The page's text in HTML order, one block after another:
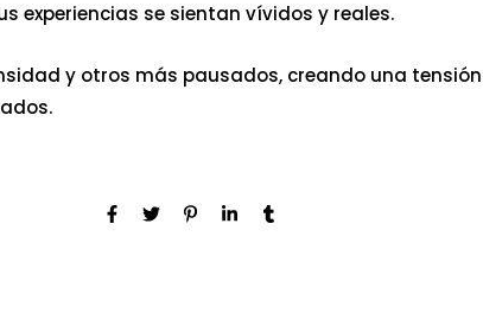
experiencias se sientan vívidos y reales.
y otros más pausados, creando una